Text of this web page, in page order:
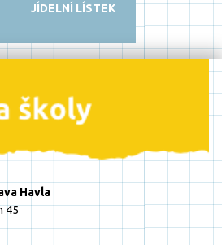
JÍDELNÍ LÍSTEK
Havla
45